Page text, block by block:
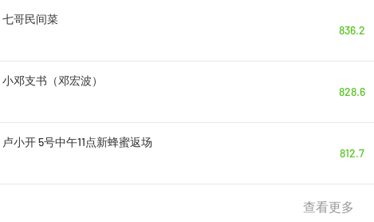
七哥民间菜
836.2
小邓支书（邓宏波）
828.6
卢小开 5号中午11点新蜂蜜返场
812.7
查看更多